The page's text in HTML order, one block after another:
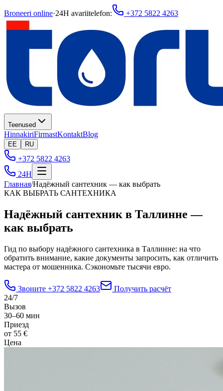
Broneeri online·24H avariitelefon: +372 5822 4263
Teenused
HinnakiriFirmastKontaktBlog
EE RU
+372 5822 4263
24H
Главная/Надёжный сантехник — как выбрать
КАК ВЫБРАТЬ САНТЕХНИКА
Надёжный сантехник в Таллинне —
как выбрать
Гид по выбору надёжного сантехника в Таллинне: на что
обратить внимание, какие документы запросить, как отличить
мастера от мошенника. Сэкономьте тысячи евро.
Звоните +372 5822 4263
Получить расчёт
24/7
Вызов
30–60 мин
Приезд
от 55 €
Цена